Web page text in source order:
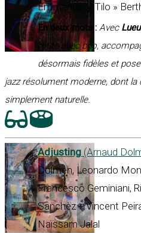
Emmanuel « Tilo »
En deux mots : Avec
route avec brio,
désormais fidèles et
jazz résolument moderne, dont
simplement naturelle.
Adjusting (Arnaud
Dolmen, Leonardo
Francesco Geminiani,
Sanchèz + Vincent
Naïssam Jalal